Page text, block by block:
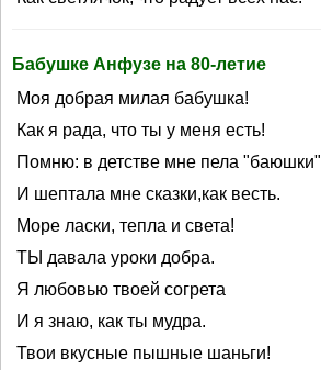
Бабушке Анфузе на 80-летие
Моя добрая милая бабушка!
Как я рада, что ты у меня есть!
Помню: в детстве мне пела "баюшки"
И шептала мне сказки,как весть.
Море ласки, тепла и света!
ТЫ давала уроки добра.
Я любовью твоей согрета
И я знаю, как ты мудра.
Твои вкусные пышные шаньги!